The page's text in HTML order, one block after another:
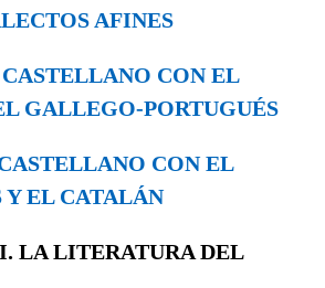
AFINES
CASTELLANO CON EL
GALLEGO-PORTUGUÉS
CON EL
Y EL CATALÁN
LA LITERATURA DEL